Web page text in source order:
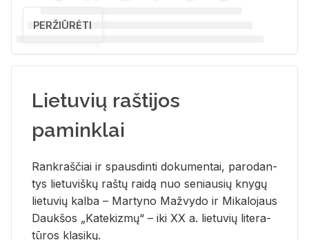
PERŽIŪRĖTI
Lietuvių raštijos
paminklai
Rank­raš­čiai ir spaus­din­ti do­ku­men­tai, pa­ro­dan­
tys lie­tu­viš­kų raš­tų rai­dą nuo se­niau­sių kny­gų
lie­tu­vių kal­ba – Mar­ty­no Ma­žvy­do ir Mi­ka­lo­jaus
Dauk­šos „Ka­te­kiz­mų“ – iki XX a. lie­tu­vių li­te­ra­
tū­ros kla­si­kų.